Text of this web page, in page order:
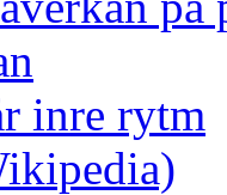
inre rytm